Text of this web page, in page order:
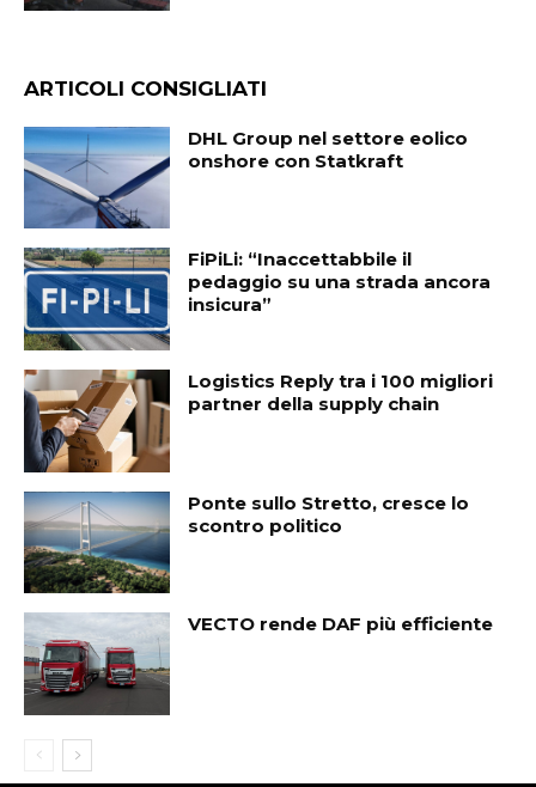
ARTICOLI CONSIGLIATI
DHL Group nel settore eolico
onshore con Statkraft
FiPiLi: “Inaccettabbile il
pedaggio su una strada ancora
insicura”
Logistics Reply tra i 100 migliori
partner della supply chain
Ponte sullo Stretto, cresce lo
scontro politico
VECTO rende DAF più efficiente